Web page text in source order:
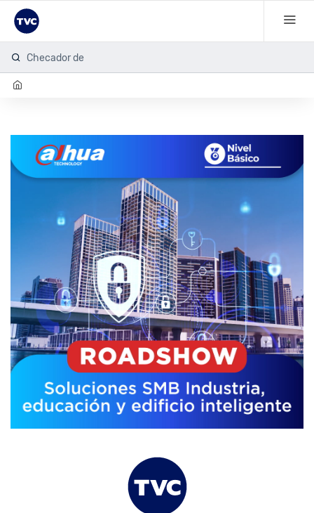
Checador de hu